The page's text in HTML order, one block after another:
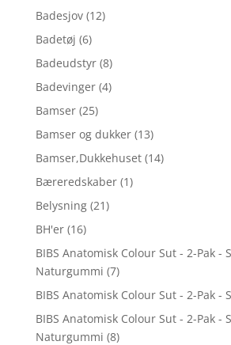
Badesjov (12)
Badetøj (6)
Badeudstyr (8)
Badevinger (4)
Bamser (25)
Bamser og dukker (13)
Bamser,Dukkehuset (14)
Bæreredskaber (1)
Belysning (21)
BH'er (16)
BIBS Anatomisk Colour Sut - 2-Pak -
Naturgummi (7)
BIBS Anatomisk Colour Sut - 2-Pak -
BIBS Anatomisk Colour Sut - 2-Pak -
Naturgummi (8)